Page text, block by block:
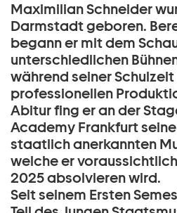
Maximilian Schneider
Darmstadt geboren.
begann er mit dem
unterschiedlichen
während seiner
professionellen
Abitur fing er an der
Academy Frankfurt
staatlich anerkannten
welche er
2025 absolvieren wird.
Seit seinem Ersten